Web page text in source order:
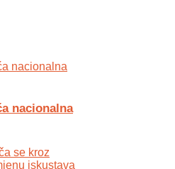
nacionalna
se kroz
iskustava